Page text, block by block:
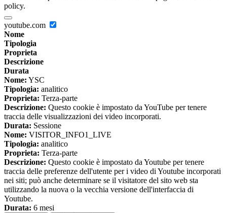
policy.
youtube.com
Nome
Tipologia
Proprieta
Descrizione
Durata
Nome: YSC
Tipologia: analitico
Proprieta: Terza-parte
Descrizione: Questo cookie è impostato da YouTube per tenere
traccia delle visualizzazioni dei video incorporati.
Durata: Sessione
Nome: VISITOR_INFO1_LIVE
Tipologia: analitico
Proprieta: Terza-parte
Descrizione: Questo cookie è impostato da Youtube per tenere
traccia delle preferenze dell'utente per i video di Youtube incorporati
nei siti; può anche determinare se il visitatore del sito web sta
utilizzando la nuova o la vecchia versione dell'interfaccia di
Youtube.
Durata: 6 mesi